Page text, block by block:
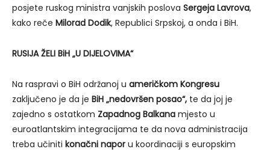
posjete ruskog ministra vanjskih poslova Sergeja Lavrova,
kako reče Milorad Dodik, Republici Srpskoj, a onda i BiH.
RUSIJA ŽELI BiH „U DIJELOVIMA“
Na raspravi o BiH održanoj u američkom Kongresu
zaključeno je da je BiH „nedovršen posao“, te da joj je
zajedno s ostatkom Zapadnog Balkana mjesto u
euroatlantskim integracijama te da nova administracija
treba učiniti konačni napor u koordinaciji s europskim